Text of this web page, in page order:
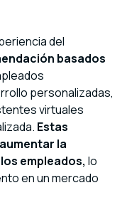
del
basados
personalizadas,
virtuales
Estas
la
empleados, lo
en un mercado